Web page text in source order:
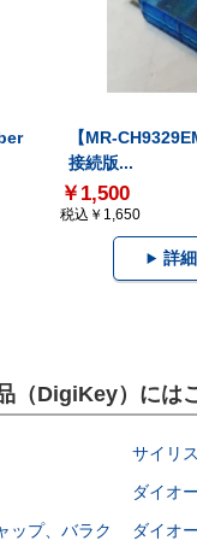
【MR-
接続版...
￥1,500
税込￥1,650
詳
（DigiKey）には
サイリ
ダイオ
ップ、バラク
ダイオ